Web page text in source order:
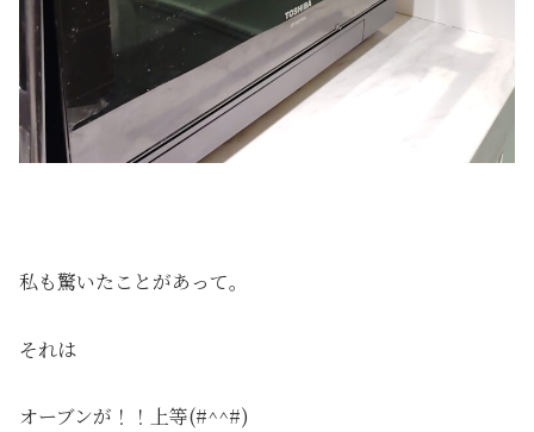
私も驚いたことがあって。
それは
オーブンが！！上等(#^^#)